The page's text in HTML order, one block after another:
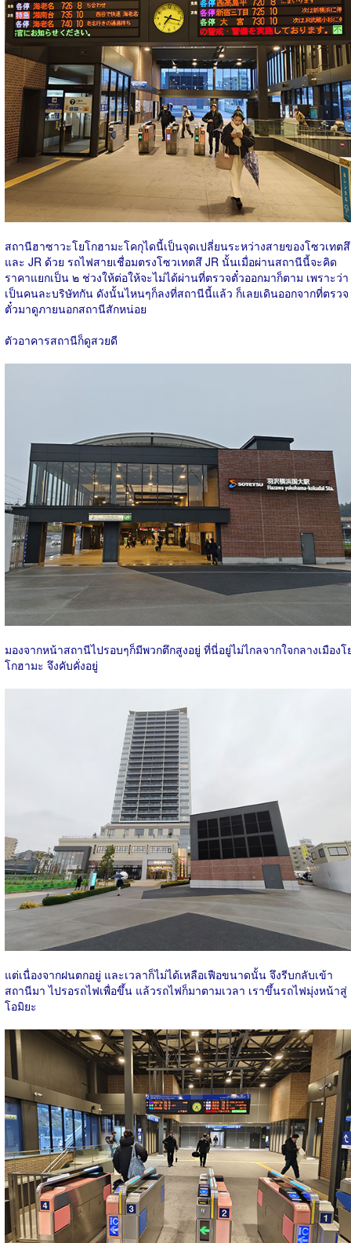
สถานีฮาซาวะโยโกฮามะโคกุไดนี้เป็นจุดเปลี่ยนระหว่างสายของโซวเทตสึ
และ JR ด้วย รถไฟสายเชื่อมตรงโซวเทตสึ JR นั้นเมื่อผ่านสถานีนี้จะคิด
ราคาแยกเป็น ๒ ช่วงให้ต่อให้จะไม่ได้ผ่านที่ตรวจตั๋วออกมาก็ตาม เพราะว่า
เป็นคนละบริษัทกัน ดังนั้นไหนๆก็ลงที่สถานีนี้แล้ว ก็เลยเดินออกจากที่ตรวจ
ตั๋วมาดูภายนอกสถานีสักหน่อย
ตัวอาคารสถานีก็ดูสวยดี
มองจากหน้าสถานีไปรอบๆก็มีพวกตึกสูงอยู่ ที่นี่อยู่ไม่ไกลจากใจกลางเมืองโ
โกฮามะ จึงคับคั่งอยู่
แต่เนื่องจากฝนตกอยู่ และเวลาก็ไม่ได้เหลือเฟือขนาดนั้น จึงรีบกลับเข้า
สถานีมา ไปรอรถไฟเพื่อขึ้น แล้วรถไฟก็มาตามเวลา เราขึ้นรถไฟมุ่งหน้าสู่
โอมิยะ